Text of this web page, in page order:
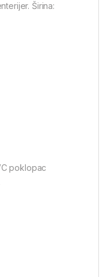
Širina:
poklopac